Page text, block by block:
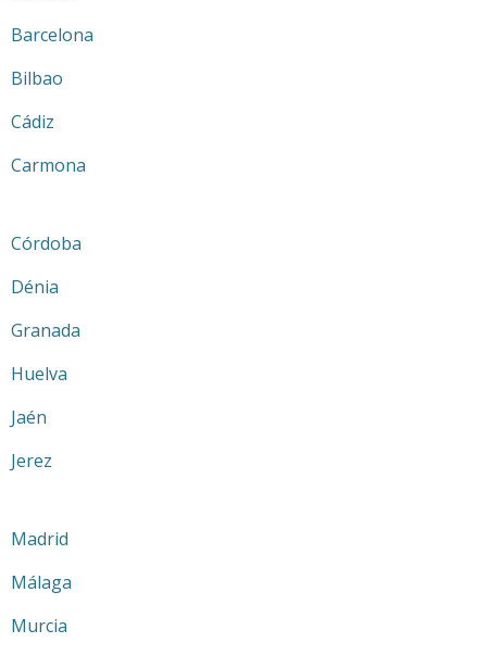
Barcelona
Bilbao
Cádiz
Carmona
Córdoba
Dénia
Granada
Huelva
Jaén
Jerez
Madrid
Málaga
Murcia